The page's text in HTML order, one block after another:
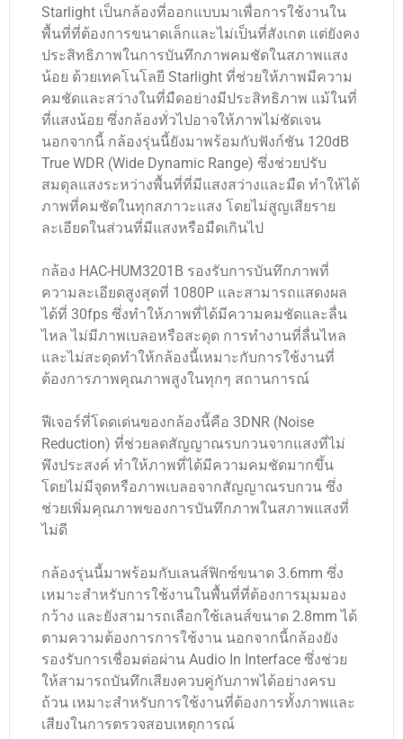
Starlight เป็นกล้องที่ออกแบบมาเพื่อการใช้งานใน
พื้นที่ที่ต้องการขนาดเล็กและไม่เป็นที่สังเกต แต่ยังคง
ประสิทธิภาพในการบันทึกภาพคมชัดในสภาพแสง
น้อย ด้วยเทคโนโลยี Starlight ที่ช่วยให้ภาพมีความ
คมชัดและสว่างในที่มืดอย่างมีประสิทธิภาพ แม้ในที่
ที่แสงน้อย ซึ่งกล้องทั่วไปอาจให้ภาพไม่ชัดเจน
นอกจากนี้ กล้องรุ่นนี้ยังมาพร้อมกับฟังก์ชัน 120dB
True WDR (Wide Dynamic Range) ซึ่งช่วยปรับ
สมดุลแสงระหว่างพื้นที่ที่มีแสงสว่างและมืด ทำให้ได้
ภาพที่คมชัดในทุกสภาวะแสง โดยไม่สูญเสียราย
ละเอียดในส่วนที่มีแสงหรือมืดเกินไป
กล้อง HAC-HUM3201B รองรับการบันทึกภาพที่
ความละเอียดสูงสุดที่ 1080P และสามารถแสดงผล
ได้ที่ 30fps ซึ่งทำให้ภาพที่ได้มีความคมชัดและลื่น
ไหล ไม่มีภาพเบลอหรือสะดุด การทำงานที่ลื่นไหล
และไม่สะดุดทำให้กล้องนี้เหมาะกับการใช้งานที่
ต้องการภาพคุณภาพสูงในทุกๆ สถานการณ์
ฟีเจอร์ที่โดดเด่นของกล้องนี้คือ 3DNR (Noise
Reduction) ที่ช่วยลดสัญญาณรบกวนจากแสงที่ไม่
พึงประสงค์ ทำให้ภาพที่ได้มีความคมชัดมากขึ้น
โดยไม่มีจุดหรือภาพเบลอจากสัญญาณรบกวน ซึ่ง
ช่วยเพิ่มคุณภาพของการบันทึกภาพในสภาพแสงที่
ไม่ดี
กล้องรุ่นนี้มาพร้อมกับเลนส์ฟิกซ์ขนาด 3.6mm ซึ่ง
เหมาะสำหรับการใช้งานในพื้นที่ที่ต้องการมุมมอง
กว้าง และยังสามารถเลือกใช้เลนส์ขนาด 2.8mm ได้
ตามความต้องการการใช้งาน นอกจากนี้กล้องยัง
รองรับการเชื่อมต่อผ่าน Audio In Interface ซึ่งช่วย
ให้สามารถบันทึกเสียงควบคู่กับภาพได้อย่างครบ
ถ้วน เหมาะสำหรับการใช้งานที่ต้องการทั้งภาพและ
เสียงในการตรวจสอบเหตุการณ์